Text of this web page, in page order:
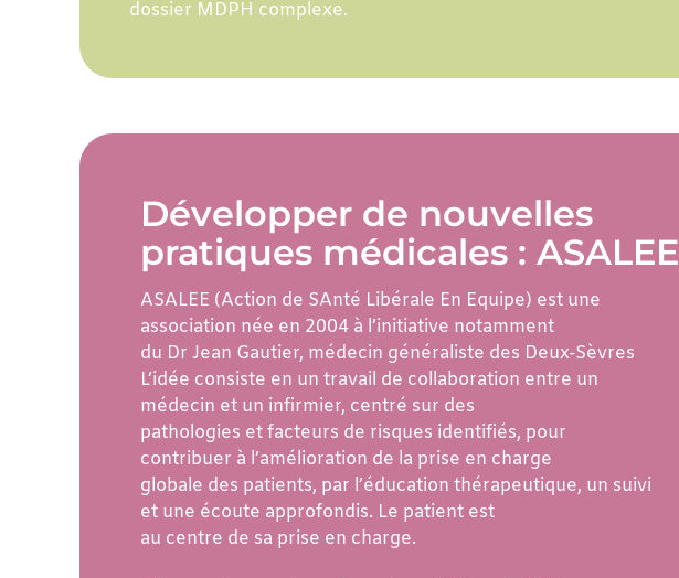
dossier MDPH complexe.
Développer de nouvelles
pratiques médicales : ASALEE
ASALEE (Action de SAnté Libérale En Equipe) est une
association née en 2004 à l’initiative notamment
du Dr Jean Gautier, médecin généraliste des Deux-Sèvres
L’idée consiste en un travail de collaboration entre un
médecin et un infirmier, centré sur des
pathologies et facteurs de risques identifiés, pour
contribuer à l’amélioration de la prise en charge
globale des patients, par l’éducation thérapeutique, un suivi
et une écoute approfondis. Le patient est
au centre de sa prise en charge.